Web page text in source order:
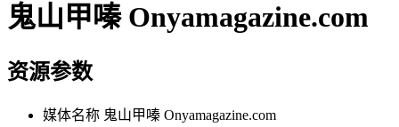
鬼山甲嗪 Onyamagazine.com
资源参数
媒体名称 鬼山甲嗪 Onyamagazine.com